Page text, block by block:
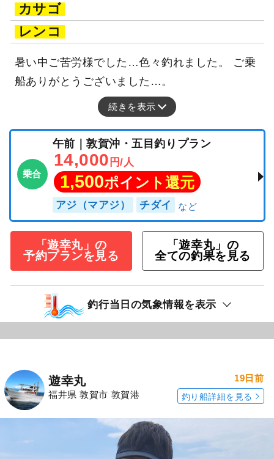
カサゴ
レンコ
暑い中ご苦労様でした…色々釣れました。 ご乗
船ありがとうございました…。
続きを表示
乗合
午前｜敦賀沖・五目釣りプラン
14,000 円/人
1,500ポイント還元
アジ（マアジ） チダイ
「遊幸丸」の
予約プランを見る
「遊幸丸」の
全ての釣果を見る
釣行当日の気象情報を表示
遊幸丸
福井県 敦賀市 敦賀港
19日前
釣り船詳細を見る